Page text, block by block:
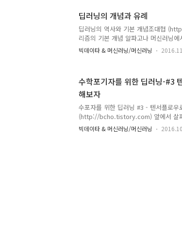
http://bcho.tistory.com/1140머신러
http://bcho.tistory.com/1139 이산 분
http://bcho.tistory.com/1142인공 신
http://bcho.tistory.com/1147 CNN
딥러닝의 개념과 유례
딥러닝의 역사와 기본 개념조대협
리즘의 기본 개념 알파고나 머신러닝
닝이다.이 딥러닝은 머신러닝의 하나의
이름이다. 인공 신경망은 사람의 두뇌
구조를 조금 더 단순하게 표현해보면
통해서 여러 신경 자극 (예를 들어 피부
인지하여 신호로 변환해준다. 즉 신경
해주는 과정..
빅데이타 & 머신러닝/머신러닝
수학포기자를 위한 딥러닝-#3
해보자
수포자를 위한 딥러닝 #3 - 텐서플로
(http://bcho.tistory.com) 앞에서 살
러닝 모델을 실제 프로그래밍 코드를
를 사용할 수 있지만, 이 글에서는 텐
설정하려면 파이썬 설치 및 연관된 수
까다롭기 때문에, 구글 클라우드에서
빅데이타 & 머신러닝/머신러닝